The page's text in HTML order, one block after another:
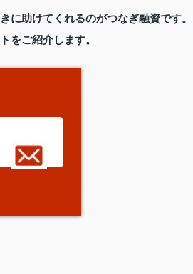
に助けてくれるのがつなぎ融資です。
をご紹介します。